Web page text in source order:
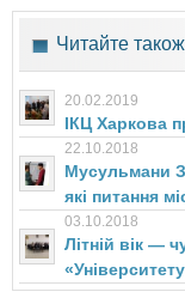
Читайте
20.02.2019
ІКЦ Харкова
22.10.2018
Мусульмани
які питання
03.10.2018
Літній вік —